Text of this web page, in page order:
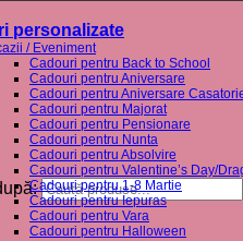
personalizate
/ Eveniment
Cadouri pentru Back to School
Cadouri pentru Aniversare
Cadouri pentru Aniversare
Cadouri pentru Majorat
Cadouri pentru Pensionare
Cadouri pentru Nunta
Cadouri pentru Absolvire
Cadouri pentru Valentine’s Day/
Cadouri pentru 1-8 Martie
Cadouri pentru Iepuras
Cadouri pentru Vara
Cadouri pentru Halloween